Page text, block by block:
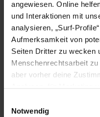
angewiesen. Online
und Interaktionen mit
analysieren, „Surf-
Aufmerksamkeit von
Seiten Dritter zu wecken
Menschenrechtsarbeit
aber vorher deine
wieder ändern. Diesen
Notwendig
Schlagworte
Ägypten Deutschland
Zivilgesellschaft